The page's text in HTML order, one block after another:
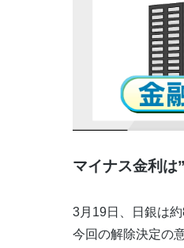
マイナス金利
3月19日、日銀は
今回の解除決定の